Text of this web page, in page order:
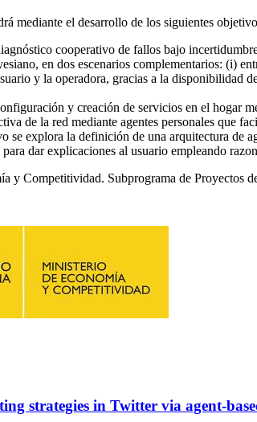
mediante el desarrollo de los siguientes
cooperativo de fallos bajo
en dos escenarios complementarios: (i)
y la operadora, gracias a la disponibilidad
y creación de servicios en el hogar
de la red mediante agentes personales que
se explora la definición de una arquitectura de
dar explicaciones al usuario empleando
y Competitividad. Subprograma de Proyectos
strategies in Twitter via agent-